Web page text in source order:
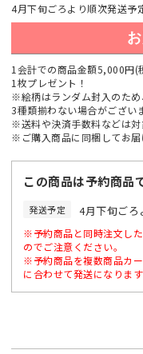
4月下旬ごろより順次発送予
1会計での商品金額5,000円(
1枚プレゼント！
※絵柄はランダム封入のた
3種類揃わない場合がござい
※送料や決済手数料などは対
※ご購入商品に同梱してお届
この商品は予約商品
発送予定 4月下旬ごろ
※予約商品と同時注文し
のでご注意ください。
※予約商品を複数商品カ
に合わせて発送になりま